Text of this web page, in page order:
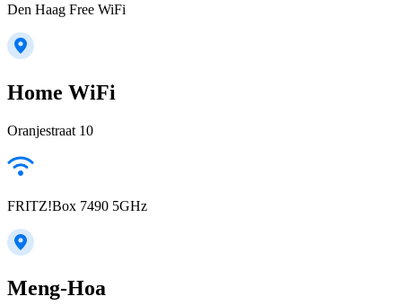
Den Haag Free WiFi
Home WiFi
Oranjestraat 10
FRITZ!Box 7490 5GHz
Meng-Hoa